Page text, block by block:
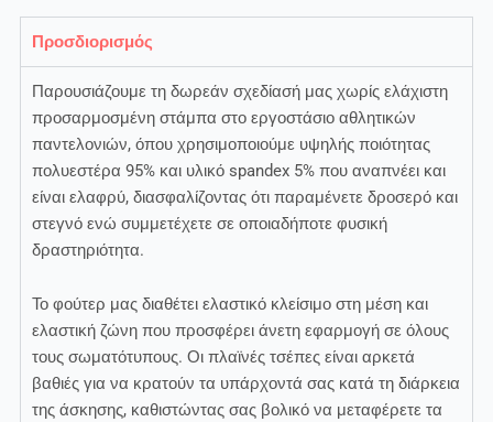
Προσδιορισμός
Παρουσιάζουμε τη δωρεάν σχεδίασή μας χωρίς ελάχιστη
προσαρμοσμένη στάμπα στο εργοστάσιο αθλητικών
παντελονιών, όπου χρησιμοποιούμε υψηλής ποιότητας
πολυεστέρα 95% και υλικό spandex 5% που αναπνέει και
είναι ελαφρύ, διασφαλίζοντας ότι παραμένετε δροσερό και
στεγνό ενώ συμμετέχετε σε οποιαδήποτε φυσική
δραστηριότητα.
Το φούτερ μας διαθέτει ελαστικό κλείσιμο στη μέση και
ελαστική ζώνη που προσφέρει άνετη εφαρμογή σε όλους
τους σωματότυπους. Οι πλαϊνές τσέπες είναι αρκετά
βαθιές για να κρατούν τα υπάρχοντά σας κατά τη διάρκεια
της άσκησης, καθιστώντας σας βολικό να μεταφέρετε τα